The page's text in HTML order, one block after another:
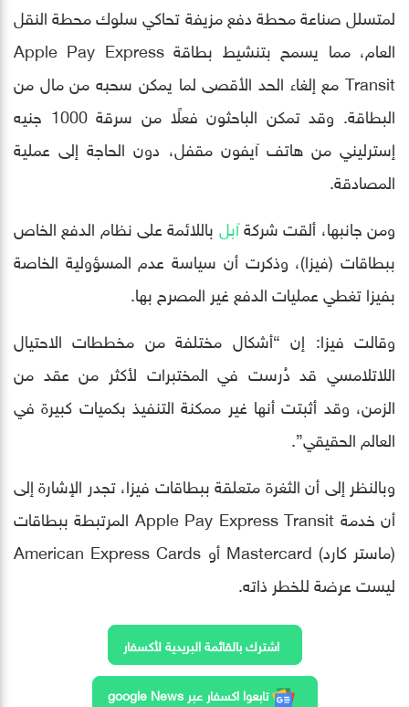
لمتسلل صناعة محطة دفع مزيفة تحاكي سلوك محطة النقل
العام، مما يسمح بتنشيط بطاقة Apple Pay Express
Transit مع إلغاء الحد الأقصى لما يمكن سحبه من مال من
البطاقة. وقد تمكن الباحثون فعلًا من سرقة 1000 جنيه
إسترليني من هاتف آيفون مقفل، دون الحاجة إلى عملية
المصادقة.
ومن جانبها، ألقت شركةآبل باللائمة على نظام الدفع الخاص
ببطاقات (فيزا)، وذكرت أن سياسة عدم المسؤولية الخاصة
بفيزا تغطي عمليات الدفع غير المصرح بها.
وقالت فيزا: إن “أشكال مختلفة من مخططات الاحتيال
اللاتلامسي قد دُرست في المختبرات لأكثر من عقد من
الزمن، وقد أثبتت أنها غير ممكنة التنفيذ بكميات كبيرة في
العالم الحقيقي”.
وبالنظر إلى أن الثغرة متعلقة ببطاقات فيزا، تجدر الإشارة إلى
أن خدمة Apple Pay Express Transit المرتبطة ببطاقات
(ماستر كارد) Mastercard أو American Express Cards
ليست عرضة للخطر ذاته.
اشترك بالقائمة البريدية لأكسفار
تابعوا اكسفار عبر google News